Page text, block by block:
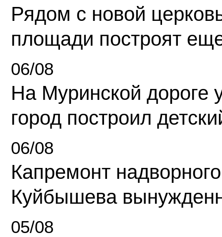
Рядом с новой
площади построят
06/08
На Муринской дороге
город построил
06/08
Капремонт
Куйбышева
05/08